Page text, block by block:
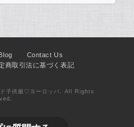
Contact Us
商取引法に基づく表記
子供服♡ヨーロッパ. All Rights